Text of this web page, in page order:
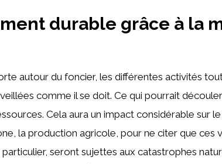
durable grâce à la
autour du foncier, les différentes activités
comme il se doit. Ce qui pourrait
Cela aura un impact considérable sur
la production agricole, pour ne citer que ces
seront sujettes aux catastrophes